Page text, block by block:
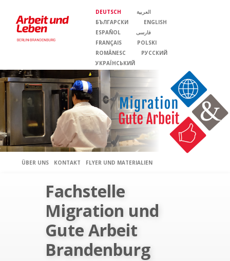
DEUTSCH
العربية
БЪЛГАРСКИ
ENGLISH
ESPAÑOL
فارسی
FRANÇAIS
POLSKI
ROMÂNESC
PУССКИЙ
УКРАЇНСЬКИЙ
ÜBER UNS KONTAKT FLYER UND MATERIALIEN
Fachstelle
Migration und
Gute Arbeit
Brandenburg